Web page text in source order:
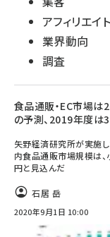
アフィリエイト
業界動向
調査
食品通販・EC市場
の予測、2019年度は
矢野経済研究所が実施
内食品通販市場規模は
円と見込んだ
石居 岳
2020年9月1日 10:00